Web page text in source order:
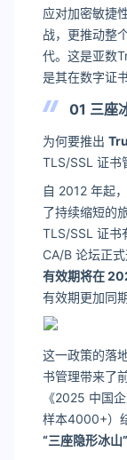
应对加密敏捷
战，更推动整
代。这是亚数
是其在数字证
01 三座
为何要推出
TLS/SSL 证书
自 2012 年起
了持续缩短的
TLS/SSL 证书
CA/B 论坛正
有效期将在
有效期更加同
这一政策的落
书管理带来了
《2025 中国
样本4000+）
“三座隐形冰山”